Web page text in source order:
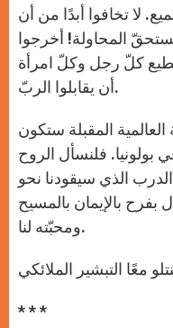
لا تخافوا أبدًا من أن
المحاولة! أخرجوا
كلّ رجل وكلّ امرأة
أن يقابلوا الربّ.
العالمية المقبلة ستكون
في بولونيا. فلنسأل الروح
الذي سيقودنا نحو
بفرح بالإيمان بالمسيح
ومحبّته لنا.
* * *